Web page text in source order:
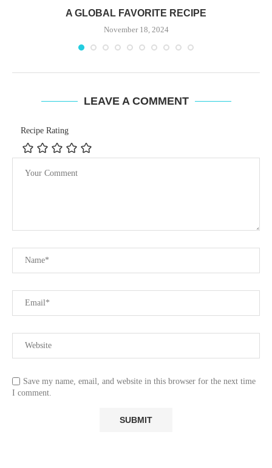
A GLOBAL FAVORITE RECIPE
November 18, 2024
LEAVE A COMMENT
Recipe Rating
Save my name, email, and website in this browser for the next time
I comment.